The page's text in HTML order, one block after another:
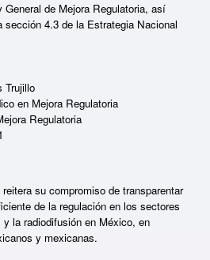
de Mejora Regulatoria, así
sección 4.3 de la Estrategia Nacional
Trujillo
en Mejora Regulatoria
Regulatoria
su compromiso de transparentar
de la regulación en los sectores
y la radiodifusión en México, en
y mexicanas.